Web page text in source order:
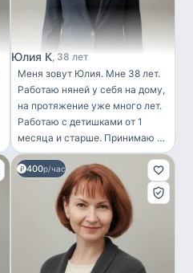
Юлия К 38 лет
Меня зовут Юлия. Мне 38 лет.
Работаю няней у себя на дому,
на протяжение уже много лет.
Работаю с детишками от 1
месяца и старше. Принимаю на
день, на сутки детишек.
Работаю на постоянной
основе. Могу забрать с садика
ребенка. Люблю детишек и они
меня любят :)
400р/час